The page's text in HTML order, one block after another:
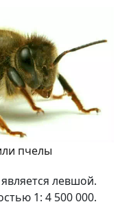
пчелы
левшой.
1: 4 500 000.